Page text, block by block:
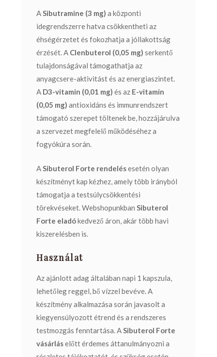
ASibutramine (3 mg) a központi
idegrendszerre hatva csökkentheti az
éhségérzetet és fokozhatja a jóllakottság
érzését. A Clenbuterol (0,05 mg) serkentő
tulajdonságával támogathatja az
anyagcsere-aktivitást és az energiaszintet.
A D3-vitamin (0,01 mg) és az E-vitamin
(0,05 mg) antioxidáns és immunrendszert
támogató szerepet töltenek be, hozzájárulva
a szervezet megfelelő működéséhez a
fogyókúra során.
ASibuterol Forte rendelésesetén olyan
készítményt kap kézhez, amely több irányból
támogatja a testsúlycsökkentési
törekvéseket. Webshopunkban Sibuterol
Forte eladókedvező áron, akár több havi
kiszerelésben is.
Használat
Az ajánlott adag általában napi 1 kapszula,
lehetőleg reggel, bő vízzel bevéve. A
készítmény alkalmazása során javasolt a
kiegyensúlyozott étrend és a rendszeres
testmozgás fenntartása. ASibuterol Forte
vásárláselőtt érdemes áttanulmányozni a